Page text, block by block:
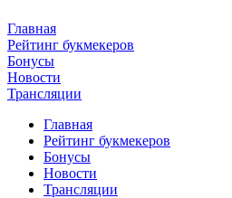
Главная
Рейтинг букмекеров
Бонусы
Новости
Трансляции
Главная
Рейтинг букмекеров
Бонусы
Новости
Трансляции